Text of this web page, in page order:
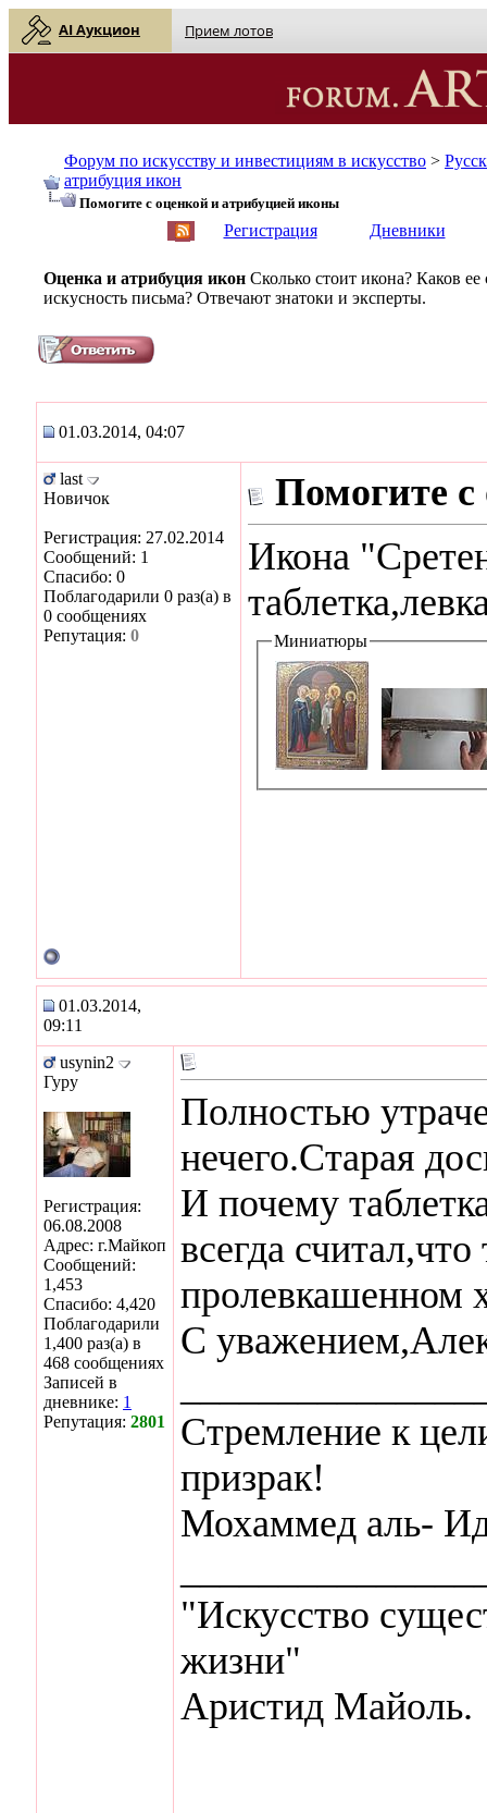
AI Аукцион Прием лотов
Форум по искусству и инвестициям в искусство >
атрибуция икон
Помогите с оценкой и атрибуцией иконы
Регистрация Дневники
Оценка и атрибуция икон Сколько стоит икона? Каков
искусность письма? Отвечают знатоки и эксперты.
01.03.2014, 04:07
last
Новичок
Регистрация: 27.02.2014
Сообщений: 1
Спасибо: 0
Поблагодарили 0 раз(а) в
0 сообщениях
Репутация: 0
Помогите
Икона
Миниатюры
01.03.2014,
09:11
usynin2
Гуру
Регистрация:
06.08.2008
Адрес: г.Майкоп
Сообщений:
1,453
Спасибо: 4,420
Поблагодарили
1,400 раз(а) в
468 сообщениях
Записей в
дневнике: 1
Репутация: 2801
Полностью
нечего.Старая
И почему
всегда
пролевкашенном
С
Стремление к
призрак!
Мохаммед аль-
"Искусство
жизни"
Аристид Майоль.